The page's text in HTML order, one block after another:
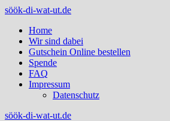
Zum
springen
söök-di-wat-ut.de
Home
Wir sind dabei
Gutschein Online bestellen
Spende
FAQ
Impressum
Datenschutz
söök-di-wat-ut.de